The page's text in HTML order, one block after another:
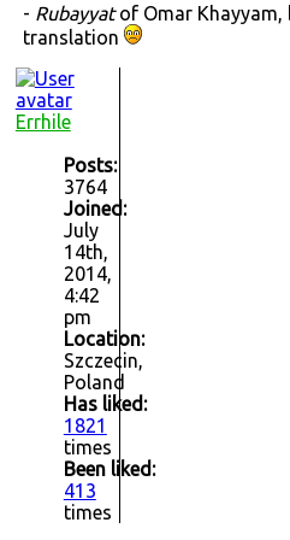
- Rubayyatof Omar
translation
Errhile
Posts:
3764
Joined:
July
14th,
2014,
4:42
pm
Location:
Szczecin,
Poland
Has liked:
1821
times
Been liked:
413
times